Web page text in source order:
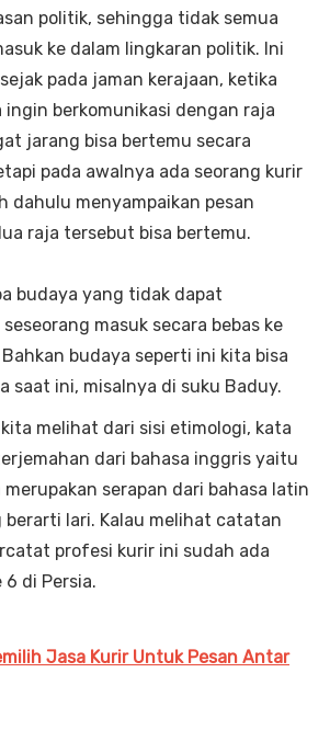
politik, sehingga tidak semua
ke dalam lingkaran politik. Ini
pada jaman kerajaan, ketika
ingin berkomunikasi dengan raja
jarang bisa bertemu secara
pada awalnya ada seorang kurir
dahulu menyampaikan pesan
raja tersebut bisa bertemu.
budaya yang tidak dapat
masuk secara bebas ke
budaya seperti ini kita bisa
saat ini, misalnya di suku Baduy.
melihat dari sisi etimologi, kata
dari bahasa inggris yaitu
serapan dari bahasa latin
lari. Kalau melihat catatan
profesi kurir ini sudah ada
6 di Persia.
Jasa Kurir Untuk Pesan Antar